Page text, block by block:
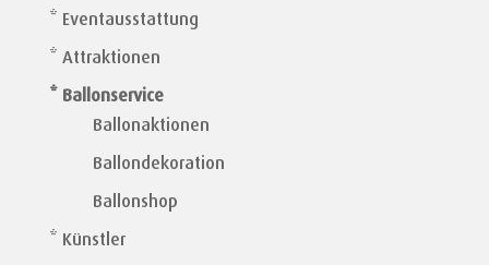
* Eventausstattung
* Attraktionen
* Ballonservice
Ballonaktionen
Ballondekoration
Ballonshop
* Künstler